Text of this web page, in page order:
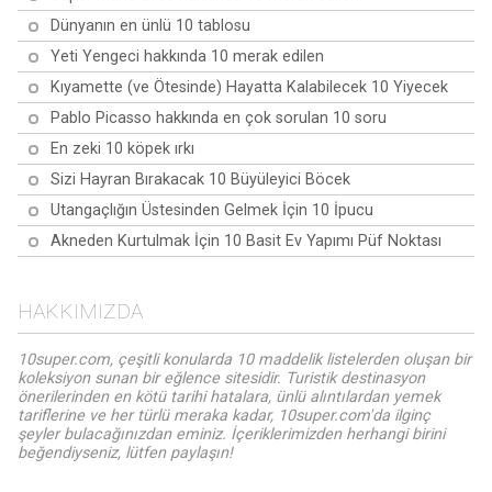
Dünyanın en ünlü 10 tablosu
Yeti Yengeci hakkında 10 merak edilen
Kıyamette (ve Ötesinde) Hayatta Kalabilecek 10 Yiyecek
Pablo Picasso hakkında en çok sorulan 10 soru
En zeki 10 köpek ırkı
Sizi Hayran Bırakacak 10 Büyüleyici Böcek
Utangaçlığın Üstesinden Gelmek İçin 10 İpucu
Akneden Kurtulmak İçin 10 Basit Ev Yapımı Püf Noktası
HAKKIMIZDA
10super.com, çeşitli konularda 10 maddelik listelerden oluşan bir
koleksiyon sunan bir eğlence sitesidir. Turistik destinasyon
önerilerinden en kötü tarihi hatalara, ünlü alıntılardan yemek
tariflerine ve her türlü meraka kadar, 10super.com'da ilginç
şeyler bulacağınızdan eminiz. İçeriklerimizden herhangi birini
beğendiyseniz, lütfen paylaşın!